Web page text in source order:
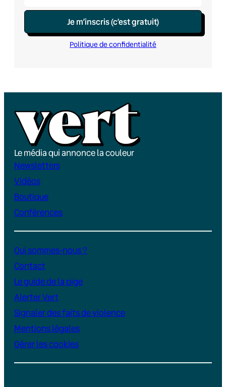
Je m’inscris (c’est gratuit)
Politique de confidentialité
Le média qui annonce la couleur
Newsletters
Vidéos
Boutique
Conférences
Qui sommes-nous ?
Contact
Le guide de la pige
Alerter Vert
Signaler des faits de violence
Mentions légales
Gérer les cookies